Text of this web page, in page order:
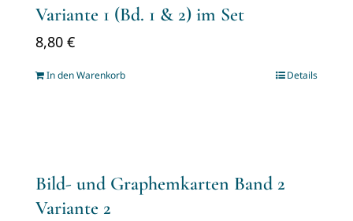
Variante 1 (Bd. 1 & 2) im Set
8,80 €
In den Warenkorb Details
Bild- und Graphemkarten Band 2
Variante 2